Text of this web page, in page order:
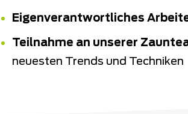
Eigenverantwortliches
Teilnahme an unserer
neuesten Trends und Techniken